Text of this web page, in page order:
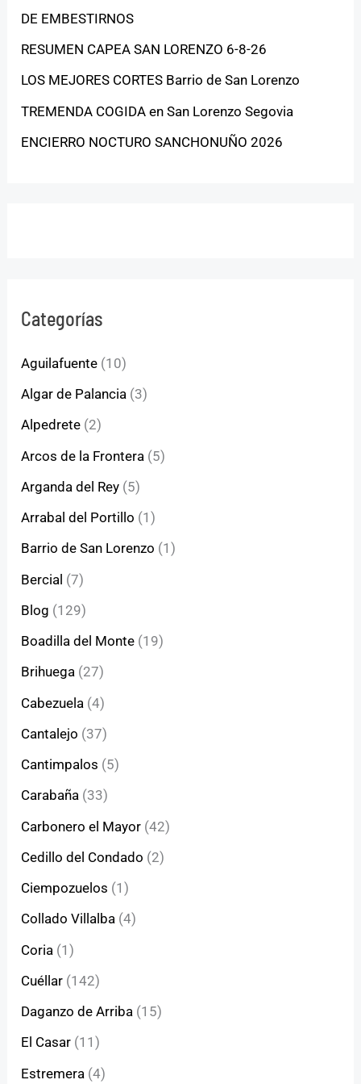
DE EMBESTIRNOS
RESUMEN CAPEA SAN LORENZO 6-8-26
LOS MEJORES CORTES Barrio de San Lorenzo
TREMENDA COGIDA en San Lorenzo Segovia
ENCIERRO NOCTURO SANCHONUÑO 2026
Categorías
Aguilafuente (10)
Algar de Palancia (3)
Alpedrete (2)
Arcos de la Frontera (5)
Arganda del Rey (5)
Arrabal del Portillo (1)
Barrio de San Lorenzo (1)
Bercial (7)
Blog (129)
Boadilla del Monte (19)
Brihuega (27)
Cabezuela (4)
Cantalejo (37)
Cantimpalos (5)
Carabaña (33)
Carbonero el Mayor (42)
Cedillo del Condado (2)
Ciempozuelos (1)
Collado Villalba (4)
Coria (1)
Cuéllar (142)
Daganzo de Arriba (15)
El Casar (11)
Estremera (4)